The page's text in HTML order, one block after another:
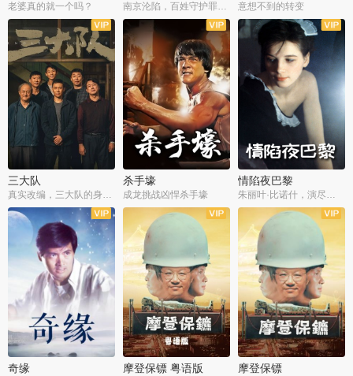
老婆真的就一个吗？ 南京沦陷，百姓守护罪证底片 意想不到的转变
三大队 杀手壕
成龙挑战凶悍杀手壕
情陷夜巴黎
奇缘 摩登保镖 粤语版 摩登保镖